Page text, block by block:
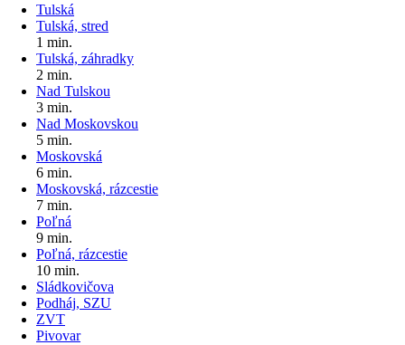
Tulská
Tulská, stred
1 min.
Tulská, záhradky
2 min.
Nad Tulskou
3 min.
Nad Moskovskou
5 min.
Moskovská
6 min.
Moskovská, rázcestie
7 min.
Poľná
9 min.
Poľná, rázcestie
10 min.
Sládkovičova
Podháj, SZU
ZVT
Pivovar